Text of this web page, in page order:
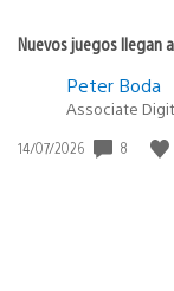
Nuevos juegos llegan
Peter Boda
Associate
Fecha
14/07/2026 8